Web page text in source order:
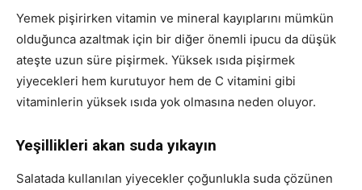
Yemek pişirirken vitamin ve mineral kayıplarını mümkün
olduğunca azaltmak için bir diğer önemli ipucu da düşük
ateşte uzun süre pişirmek. Yüksek ısıda pişirmek
yiyecekleri hem kurutuyor hem de C vitamini gibi
vitaminlerin yüksek ısıda yok olmasına neden oluyor.
Yeşillikleri akan suda yıkayın
Salatada kullanılan yiyecekler çoğunlukla suda çözünen